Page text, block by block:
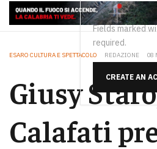
Fields marked
required.
CREATE AN
ESARO CULTURA E SPETTACOLO REDAZIONE 08
Giusy
Calafati